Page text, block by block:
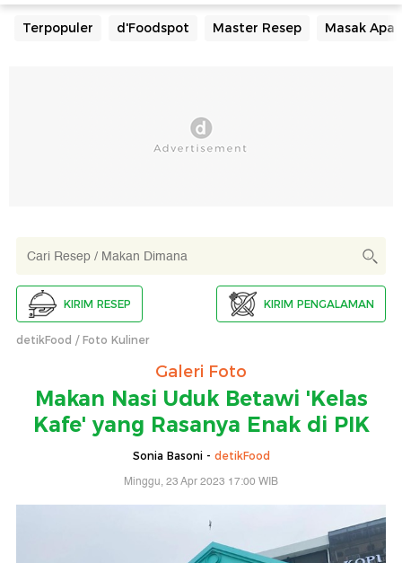
Terpopuler d'Foodspot Master Resep Masak Apa
KIRIM RESEP KIRIM PENGALAMAN
detikFood Foto Kuliner
Galeri Foto
Makan Nasi Uduk Betawi 'Kelas
Kafe' yang Rasanya Enak di PIK
Sonia Basoni - detikFood
Minggu, 23 Apr 2023 17:00 WIB